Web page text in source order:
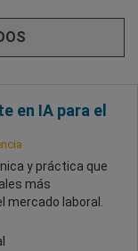
en IA para el
y práctica que
más
laboral.